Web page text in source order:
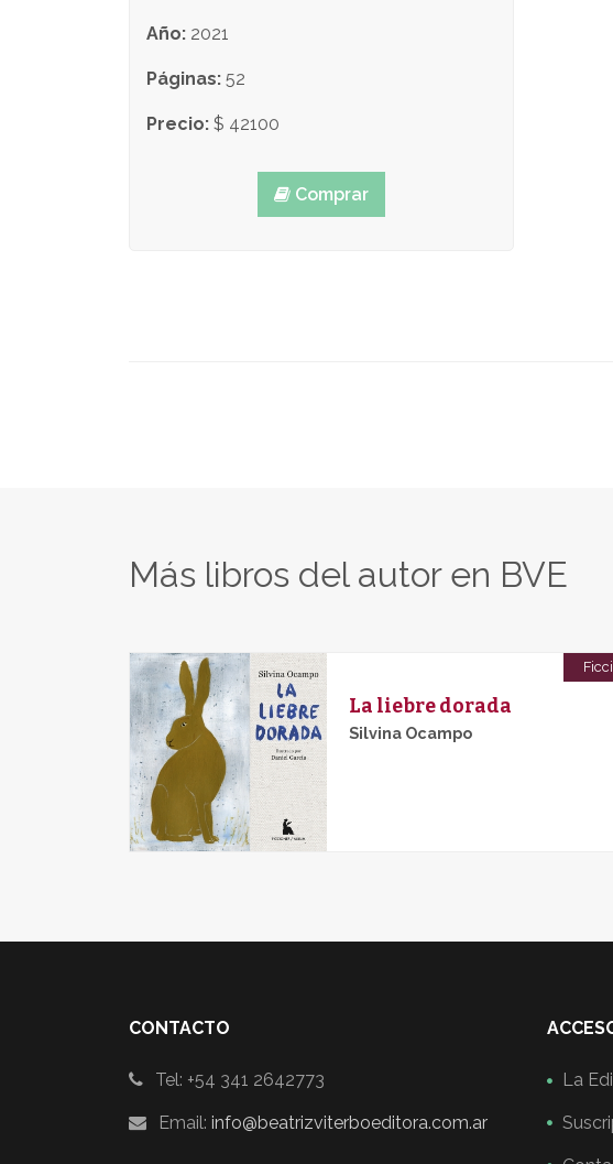
Año: 2021
Páginas: 52
Precio: $ 42100
Comprar
Más libros del autor en BVE
La liebre dorada
Silvina Ocampo
CONTACTO
Tel: +54 341 2642773
Email:info@beatrizviterboeditora.com.ar
La